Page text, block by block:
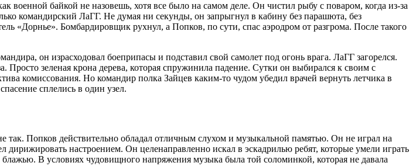
байкой не назовешь, хотя все было на самом деле. Он чистил рыбу с поваром, когда из-за
командирский ЛаГГ. Не думая ни секунды, он запрыгнул в кабину без парашюта, без
«Дорнье». Бомбардировщик рухнул, а Попков, по сути, спас аэродром от разгрома. После такого
он израсходовал боеприпасы и подставил свой самолет под огонь врага. ЛаГГ загорелся.
зеленая крона дерева, которая спружинила падение. Сутки он выбирался к своим с
комиссования. Но командир полка Зайцев каким-то чудом убедил врачей вернуть летчика в
сплелись в один узел.
Попков действительно обладал отличным слухом и музыкальной памятью. Он не играл на
настроением. Он целенаправленно искал в эскадрилью ребят, которые умели играть
В условиях чудовищного напряжения музыка была той соломинкой, которая не давала